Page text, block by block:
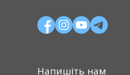
Напишіть нам